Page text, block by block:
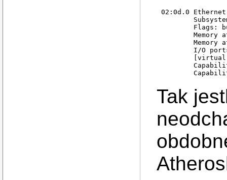
02:0d.0
Flags:
Memory
Memory
I/O
Tak